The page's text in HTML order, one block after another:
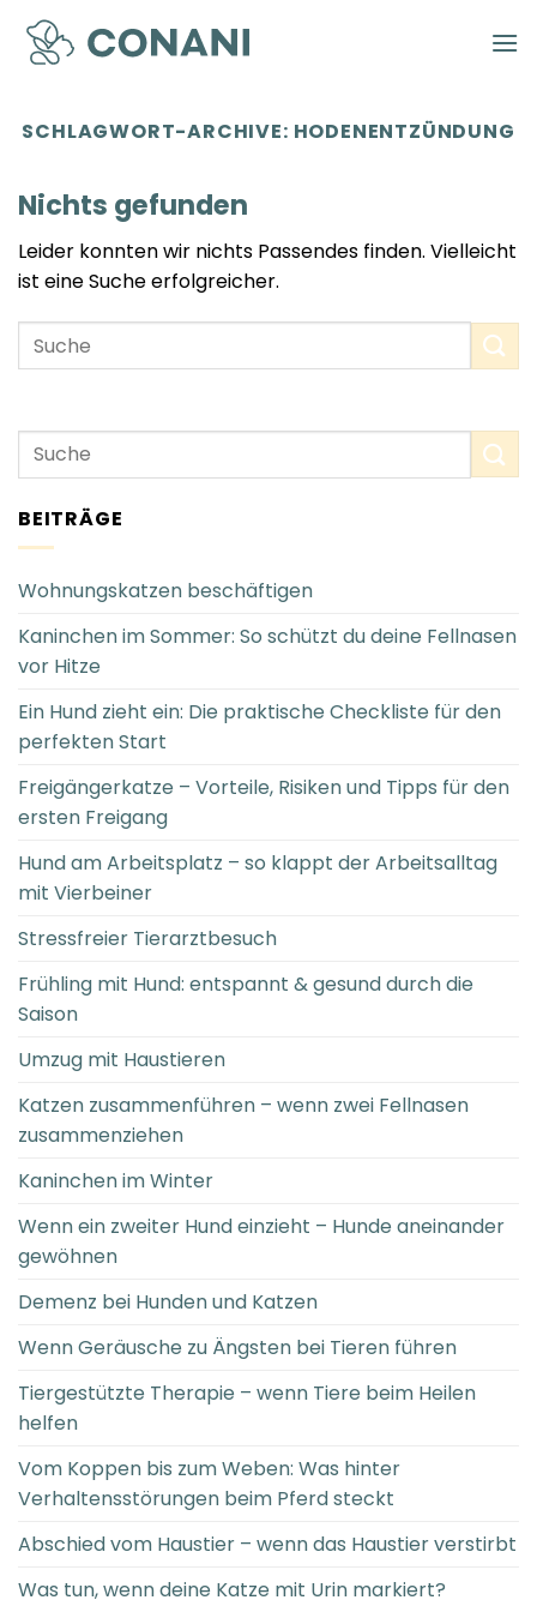
Zum
Inhalt
springen
SCHLAGWORT-ARCHIVE: HODENENTZÜNDUNG
Nichts gefunden
Leider konnten wir nichts Passendes finden. Vielleicht
ist eine Suche erfolgreicher.
BEITRÄGE
Wohnungskatzen beschäftigen
Kaninchen im Sommer: So schützt du deine Fellnasen
vor Hitze
Ein Hund zieht ein: Die praktische Checkliste für den
perfekten Start
Freigängerkatze – Vorteile, Risiken und Tipps für den
ersten Freigang
Hund am Arbeitsplatz – so klappt der Arbeitsalltag
mit Vierbeiner
Stressfreier Tierarztbesuch
Frühling mit Hund: entspannt & gesund durch die
Saison
Umzug mit Haustieren
Katzen zusammenführen – wenn zwei Fellnasen
zusammenziehen
Kaninchen im Winter
Wenn ein zweiter Hund einzieht – Hunde aneinander
gewöhnen
Demenz bei Hunden und Katzen
Wenn Geräusche zu Ängsten bei Tieren führen
Tiergestützte Therapie – wenn Tiere beim Heilen
helfen
Vom Koppen bis zum Weben: Was hinter
Verhaltensstörungen beim Pferd steckt
Abschied vom Haustier – wenn das Haustier verstirbt
Was tun, wenn deine Katze mit Urin markiert?